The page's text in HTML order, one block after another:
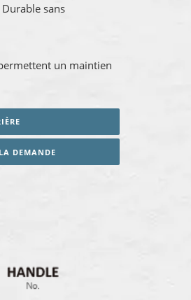
sans
un maintien
DEMANDE